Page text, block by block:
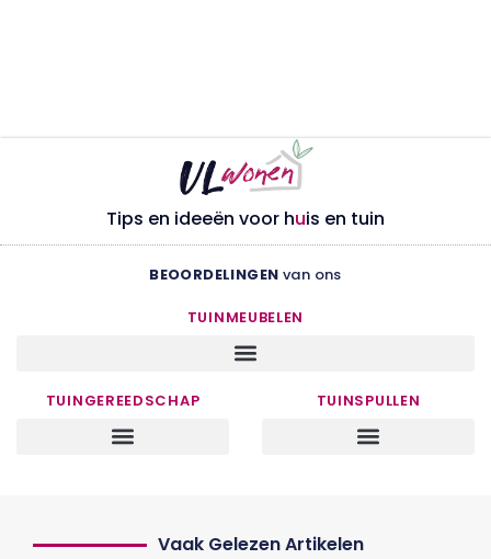
Tips en ideeën voor huis en tuin
BEOORDELINGEN van ons
TUINMEUBELEN
TUINGEREEDSCHAP TUINSPULLEN
Vaak Gelezen Artikelen